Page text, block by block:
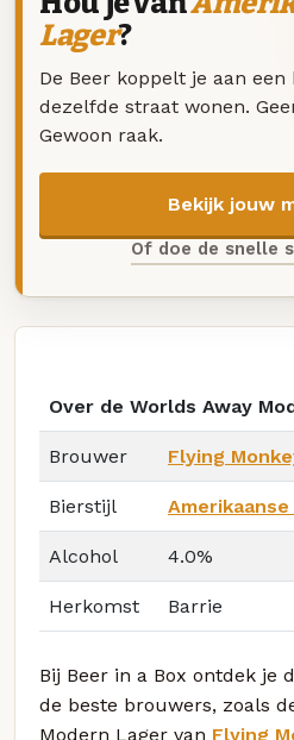
Lager?
De Beer koppelt je aan
dezelfde straat wonen.
Gewoon raak.
Bekijk jouw
Of doe de snelle
Over de Worlds Away
Brouwer Flying
Bierstijl
Alcohol 4.0%
Herkomst Barrie
Bij Beer in a Box ontdek je
de beste brouwers, zoals
Modern Lager van Flying